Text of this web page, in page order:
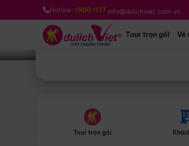
Hotline: 1900 1177 info@dulichviet.com.vn
Tour trọn gói Vé
Bạn muốn đi đâu? *
Tour trọn gói